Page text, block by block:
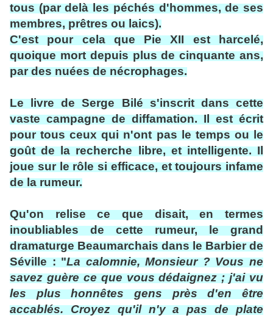
tous (par delà les péchés d'hommes, de ses
membres, prêtres ou laics).
C'est pour cela que Pie XII est harcelé,
quoique mort depuis plus de cinquante ans,
par des nuées de nécrophages.
Le livre de Serge Bilé s'inscrit dans cette
vaste campagne de diffamation. Il est écrit
pour tous ceux qui n'ont pas le temps ou le
goût de la recherche libre, et intelligente. Il
joue sur le rôle si efficace, et toujours infame
de la rumeur.
Qu'on relise ce que disait, en termes
inoubliables de cette rumeur, le grand
dramaturge Beaumarchais dans le Barbier de
Séville : "La calomnie, Monsieur ? Vous ne
savez guère ce que vous dédaignez ; j'ai vu
les plus honnêtes gens près d'en être
accablés. Croyez qu'il n'y a pas de plate